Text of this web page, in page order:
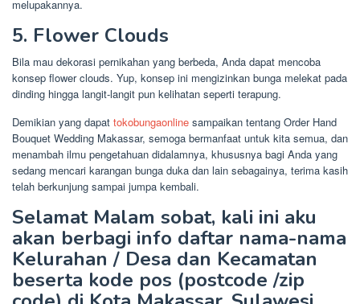
melupakannya.
5. Flower Clouds
Bila mau dekorasi pernikahan yang berbeda, Anda dapat mencoba
konsep flower clouds. Yup, konsep ini mengizinkan bunga melekat pada
dinding hingga langit-langit pun kelihatan seperti terapung.
Demikian yang dapat tokobungaonline sampaikan tentang Order Hand
Bouquet Wedding Makassar, semoga bermanfaat untuk kita semua, dan
menambah ilmu pengetahuan didalamnya, khususnya bagi Anda yang
sedang mencari karangan bunga duka dan lain sebagainya, terima kasih
telah berkunjung sampai jumpa kembali.
Selamat Malam sobat, kali ini aku
akan berbagi info daftar nama-nama
Kelurahan / Desa dan Kecamatan
beserta kode pos (postcode /zip